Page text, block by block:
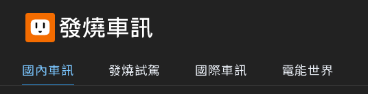
國內車訊 發燒試駕 國際車訊 電能世界